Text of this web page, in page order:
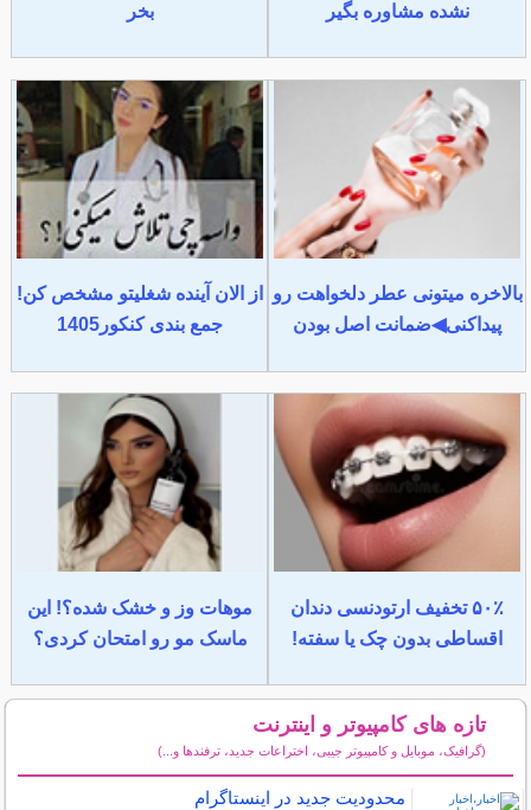
نشده مشاوره بگیر بخر
بالاخره میتونی عطر دلخواهت رو
پیداکنی◀ضمانت اصل بودن
از الان آینده شغلیتو مشخص کن!
جمع بندی کنکور1405
۵۰٪ تخفیف ارتودنسی دندان
اقساطی بدون چک یا سفته!
موهات وز و خشک شده؟! این
ماسک مو رو امتحان کردی؟
تازه های کامپیوتر و اینترنت
(گرافیک، موبایل و کامپیوتر جیبی، اختراعات جدید، ترفندها و...)
محدودیت جدید در اینستاگرام